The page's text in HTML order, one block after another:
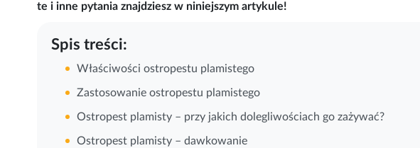
te i inne pytania znajdziesz w niniejszym artykule!
Spis treści:
Właściwości ostropestu plamistego
Zastosowanie ostropestu plamistego
Ostropest plamisty – przy jakich dolegliwościach go zażywać?
Ostropest plamisty – dawkowanie